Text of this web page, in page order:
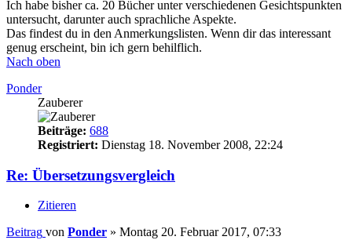
Ich habe bisher ca. 20 Bücher unter verschiedenen Gesichtspunkten
untersucht, darunter auch sprachliche Aspekte.
Das findest du in den Anmerkungslisten. Wenn dir das interessant
genug erscheint, bin ich gern behilflich.
Nach oben
Ponder
Zauberer
Beiträge: 688
Registriert: Dienstag 18. November 2008, 22:24
Re: Übersetzungsvergleich
Zitieren
Beitrag von Ponder » Montag 20. Februar 2017, 07:33